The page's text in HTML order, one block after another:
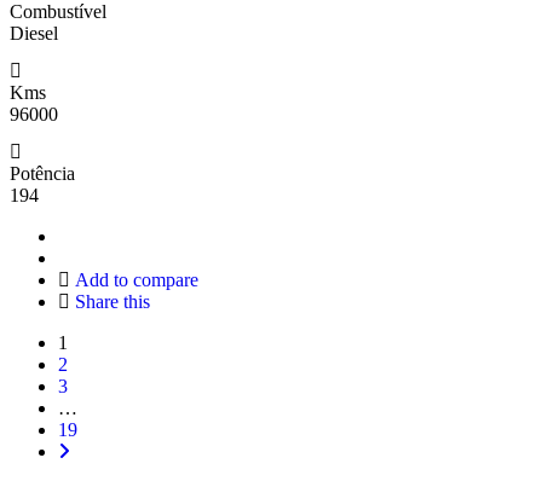
Combustível
Diesel
Kms
96000
Potência
194
Add to compare
Share this
1
2
3
…
19